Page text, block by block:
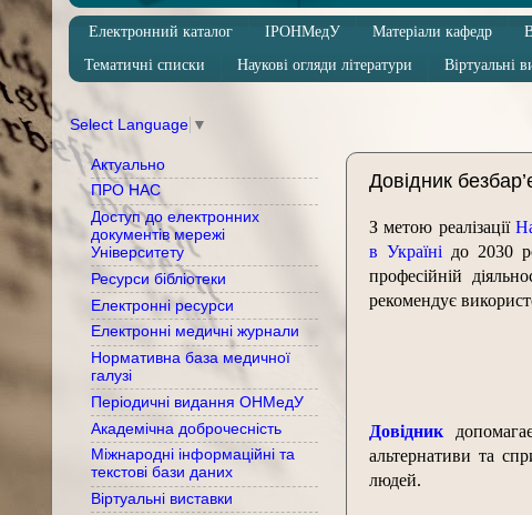
Електронний каталог ІРОНМедУ Матеріали кафедр
Тематичні списки
Наукові огляди літератури Віртуальні
Select Language ▼
Довідник
З метою реалізації
в Українідо 2030
професійній
рекомендує
Довідник
альтернативи та
людей.
Актуально
ПРО НАС
Доступ до електронних
документів мережі
Університету
Ресурси бібліотеки
Електронні ресурси
Електронні медичні журнали
Нормативна база медичної
галузі
Періодичні видання ОНМедУ
Академічна доброчесність
Міжнародні інформаційні та
текстові бази даних
Віртуальні виставки